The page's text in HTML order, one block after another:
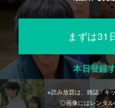
まずは31
本日登録
※読み放題は、雑誌 / キ
◎画像にはレンタル